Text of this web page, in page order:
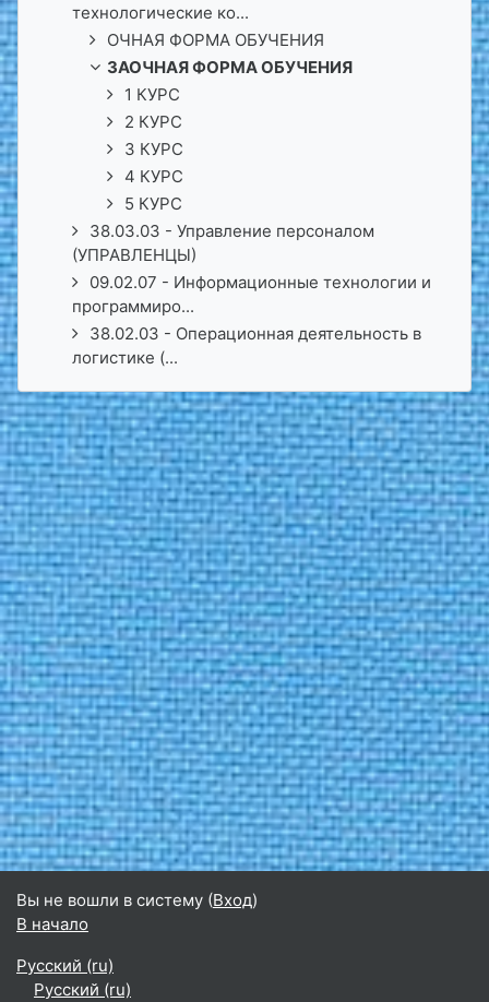
технологические ко...
ОЧНАЯ ФОРМА ОБУЧЕНИЯ
ЗАОЧНАЯ ФОРМА ОБУЧЕНИЯ
1 КУРС
2 КУРС
3 КУРС
4 КУРС
5 КУРС
38.03.03 - Управление персоналом
(УПРАВЛЕНЦЫ)
09.02.07 - Информационные технологии и
программиро...
38.02.03 - Операционная деятельность в
логистике (...
Вы не вошли в систему (Вход)
В начало
Русский ‎(ru)‎
Русский ‎(ru)‎